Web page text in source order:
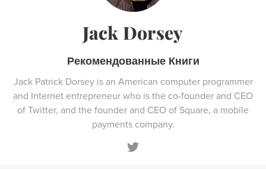
Jack Dorsey
Рекомендованные Книги
Jack Patrick Dorsey is an American computer programmer
and Internet entrepreneur who is the co-founder and CEO
of Twitter, and the founder and CEO of Square, a mobile
payments company.